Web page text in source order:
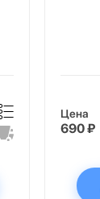
Цена
690 ₽